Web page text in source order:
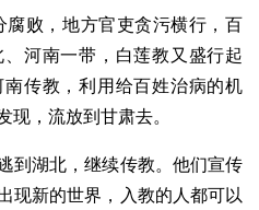
败，地方官吏贪污横行，百
河南一带，白莲教又盛行起
传教，利用给百姓治病的机
现，流放到甘肃去。
到湖北，继续传教。他们宣传
现新的世界，入教的人都可以